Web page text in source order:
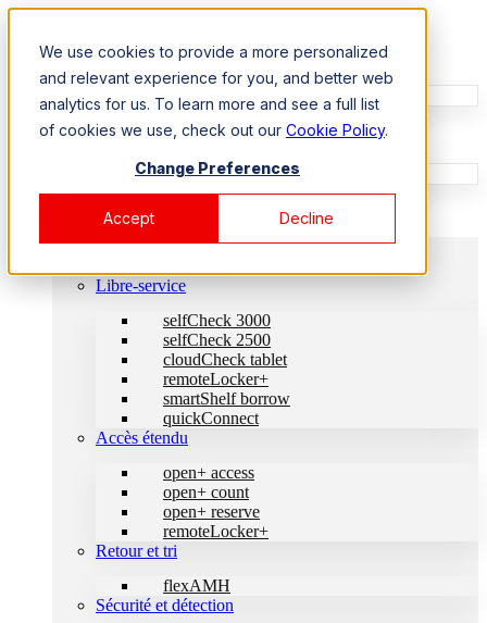
We use cookies to provide a more personalized
and relevant experience for you, and better web
analytics for us. To learn more and see a full list
of cookies we use, check out our Cookie Policy.
Change Preferences
Accept Decline
Support Client
Français
Anglais
Support Client
Anglais
Solutions
Accessibilité
Libre-service
selfCheck 3000
selfCheck 2500
cloudCheck tablet
remoteLocker+
smartShelf borrow
quickConnect
Accès étendu
open+ access
open+ count
open+ reserve
remoteLocker+
Retour et tri
flexAMH
Sécurité et détection